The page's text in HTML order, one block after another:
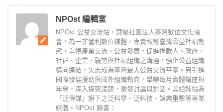
NPOst 編輯室
NPOst 公益交流站，隸屬社團法人臺灣數位文化協
會，為一非營利數位媒體，專責報導臺灣公益社福動
態，重視產業交流、公益發展，促進捐款人、政府、
社群、企業、弱勢與社福組織之溝通，強化公益組織
橫向連結，矢志成為臺灣最大公益交流平臺。另引進
國際發展援助與國外組織動向，舉辦每月實體講座與
年會，深入探究議題，激發討論與對話。其姐妹站為
「泛傳媒」旗下之泛科學、泛科技、娛樂重擊等專業
媒體。NPOst 臉書：